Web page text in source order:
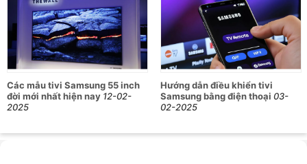
Các mẫu tivi Samsung 55 inch
đời mới nhất hiện nay 12-02-
2025
Hướng dẫn điều khiển tivi
Samsung bằng điện thoại 03-
02-2025